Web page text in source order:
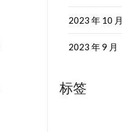
2023 年 10 月
2023 年 9 月
标签